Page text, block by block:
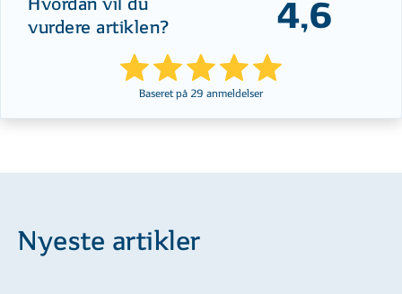
Hvordan vil du
vurdere artiklen?
4,6
Baseret på 29 anmeldelser
Nyeste artikler